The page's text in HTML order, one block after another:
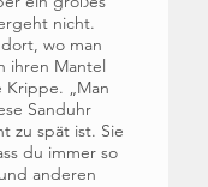
nicht.
wo man
ihren Mantel
„Man
Sanduhr
zu spät ist. Sie
du immer so
anderen